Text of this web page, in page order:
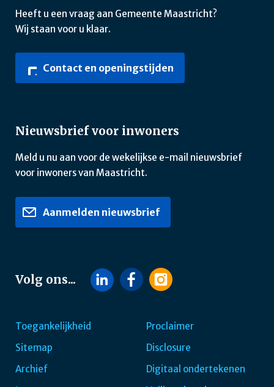
Heeft u een vraag aan Gemeente Maastricht?
Wij staan voor u klaar.
Contact en openingstijden
Nieuwsbrief voor inwoners
Meld u nu aan voor de wekelijkse e-mail nieuwsbrief
voor inwoners van Maastricht.
Aanmelden nieuwsbrief
Volg ons...
Footer
navigatie
Toegankelijkheid
Sitemap
Archief
Proclaimer
Disclosure
Digitaal ondertekenen